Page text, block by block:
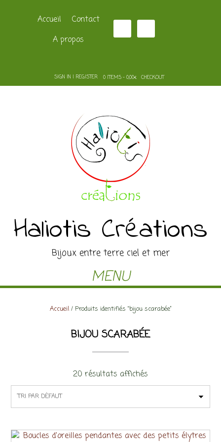
Accueil
Contact
A propos
SIGN IN | REGISTER 0 ITEMS - 0,00€ CHECKOUT
Haliotis Créations
Bijoux entre terre ciel et mer
MENU
Accueil/ Produits identifiés “bijou scarabée”
BIJOU SCARABÉE
20 résultats affichés